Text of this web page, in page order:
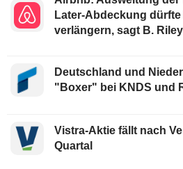
Later-Abdeckung
verlängern, sagt B. Riley
Deutschland und
"Boxer" bei KNDS und
Vistra-Aktie fällt nach
Quartal